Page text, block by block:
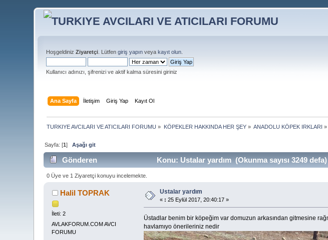
HoşgeldinizZiyaretçi . Lütfengiriş yapın veyakayıt olun
Kullanıcı adınızı, şifrenizi ve aktif kalma süresini giriniz
Ana Sayfa İletişim Giriş Yap Kayıt Ol
TURKIYE AVCILARI VE ATICILARI FORUMU » KÖPEKLER HAKKINDA HER ŞEY» ANADOLU KÖPEK IRKLARI »
Sayfa: [1]Aşağı git
Gönderen Konu: Ustalar yardım (Okunma sayısı 3249 defa)
0 Üye ve 1 Ziyaretçi konuyu incelemekte.
Halil TOPRAK
İleti: 2
AVLAKFORUM.COM AVCI
FORUMU
Ustalar yardım
« : 25 Eylül 2017, 20:40:17 »
Üstadlar benim bir köpeğim var domuzun arkasından gitmesine
havlamıyo önerileriniz nedir